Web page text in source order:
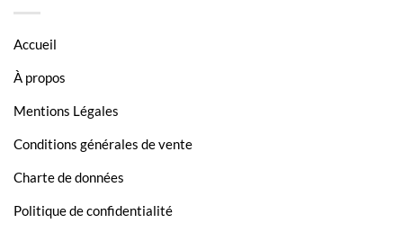
Canon Pixma TS8150
Canon Pixma TS8151
Canon Pixma TS8152
Canon Pixma TS8241
Accueil
À propos
Mentions Légales
Conditions générales de vente
Charte de données
Politique de confidentialité